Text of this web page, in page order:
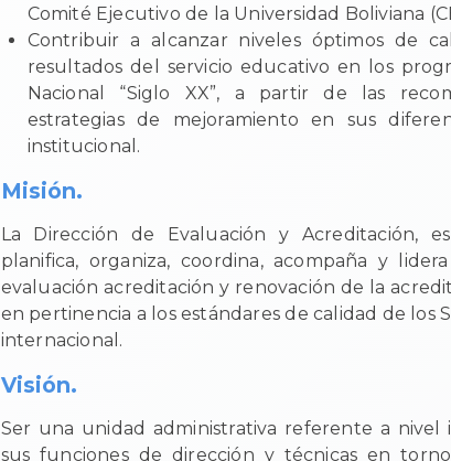
Comité Ejecutivo de la Universidad Boliviana
Contribuir a alcanzar niveles óptimos de
resultados del servicio educativo en los
Nacional “Siglo XX”, a partir de las
estrategias de mejoramiento en sus
institucional.
Misión.
La Dirección de Evaluación y Acreditación,
planifica, organiza, coordina, acompaña y
evaluación acreditación y renovación de la
en pertinencia a los estándares de calidad de los
internacional.
Visión.
Ser una unidad administrativa referente a
sus funciones de dirección y técnicas en